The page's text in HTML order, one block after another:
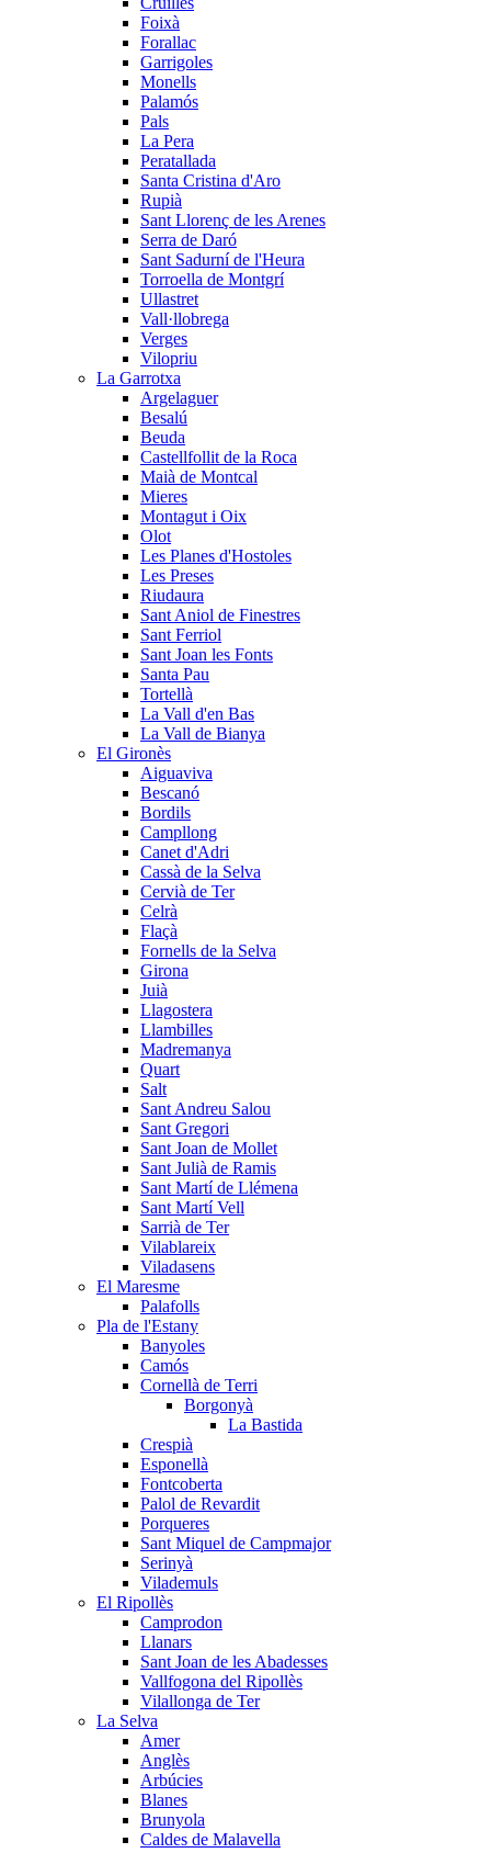
Foixà
Forallac
Garrigoles
Monells
Palamós
Pals
La Pera
Peratallada
Santa Cristina d'Aro
Rupià
Sant Llorenç de les Arenes
Serra de Daró
Sant Sadurní de l'Heura
Torroella de Montgrí
Ullastret
Vall·llobrega
Verges
Vilopriu
La Garrotxa
Argelaguer
Besalú
Beuda
Castellfollit de la Roca
Maià de Montcal
Mieres
Montagut i Oix
Olot
Les Planes d'Hostoles
Les Preses
Riudaura
Sant Aniol de Finestres
Sant Ferriol
Sant Joan les Fonts
Santa Pau
Tortellà
La Vall d'en Bas
La Vall de Bianya
El Gironès
Aiguaviva
Bescanó
Bordils
Campllong
Canet d'Adri
Cassà de la Selva
Cervià de Ter
Celrà
Flaçà
Fornells de la Selva
Girona
Juià
Llagostera
Llambilles
Madremanya
Quart
Salt
Sant Andreu Salou
Sant Gregori
Sant Joan de Mollet
Sant Julià de Ramis
Sant Martí de Llémena
Sant Martí Vell
Sarrià de Ter
Vilablareix
Viladasens
El Maresme
Palafolls
Pla de l'Estany
Banyoles
Camós
Cornellà de Terri
Borgonyà
La Bastida
Crespià
Esponellà
Fontcoberta
Palol de Revardit
Porqueres
Sant Miquel de Campmajor
Serinyà
Vilademuls
El Ripollès
Camprodon
Llanars
Sant Joan de les Abadesses
Vallfogona del Ripollès
Vilallonga de Ter
La Selva
Amer
Anglès
Arbúcies
Blanes
Brunyola
Caldes de Malavella